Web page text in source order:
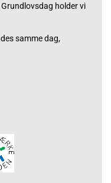
holder vi
samme dag,